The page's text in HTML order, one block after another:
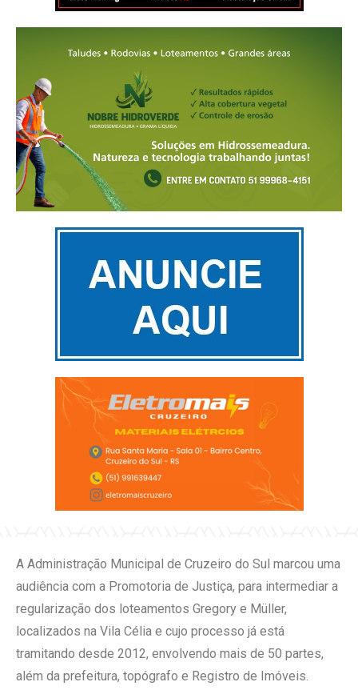
A Administração Municipal de Cruzeiro do Sul marcou uma
audiência com a Promotoria de Justiça, para intermediar a
regularização dos loteamentos Gregory e Müller,
localizados na Vila Célia e cujo processo já está
tramitando desde 2012, envolvendo mais de 50 partes,
além da prefeitura, topógrafo e Registro de Imóveis.